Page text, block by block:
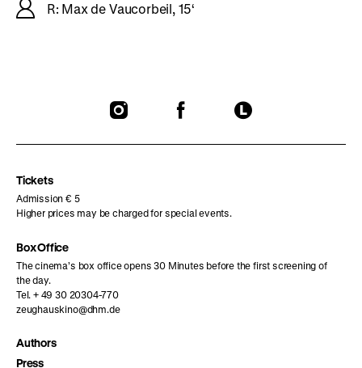
R: Max de Vaucorbeil, 15‘
To
To
To
Tickets
Admission € 5
Higher prices may be charged for special events.
Box Office
The cinema’s box office opens 30 Minutes before the first screening of
the day.
Tel. + 49 30 20304-770
zeughauskino@dhm.de
Authors
Press